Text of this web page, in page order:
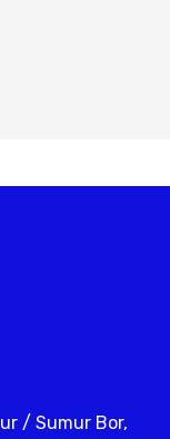
/ Sumur Bor,